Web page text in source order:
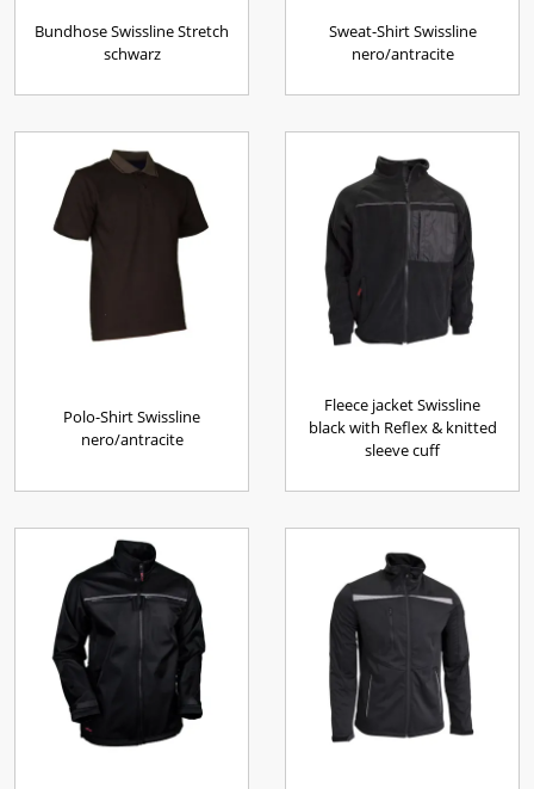
Bundhose Swissline Stretch
schwarz
Sweat-Shirt Swissline
nero/antracite
Polo-Shirt Swissline
nero/antracite
Fleece jacket Swissline
black with Reflex & knitted
sleeve cuff